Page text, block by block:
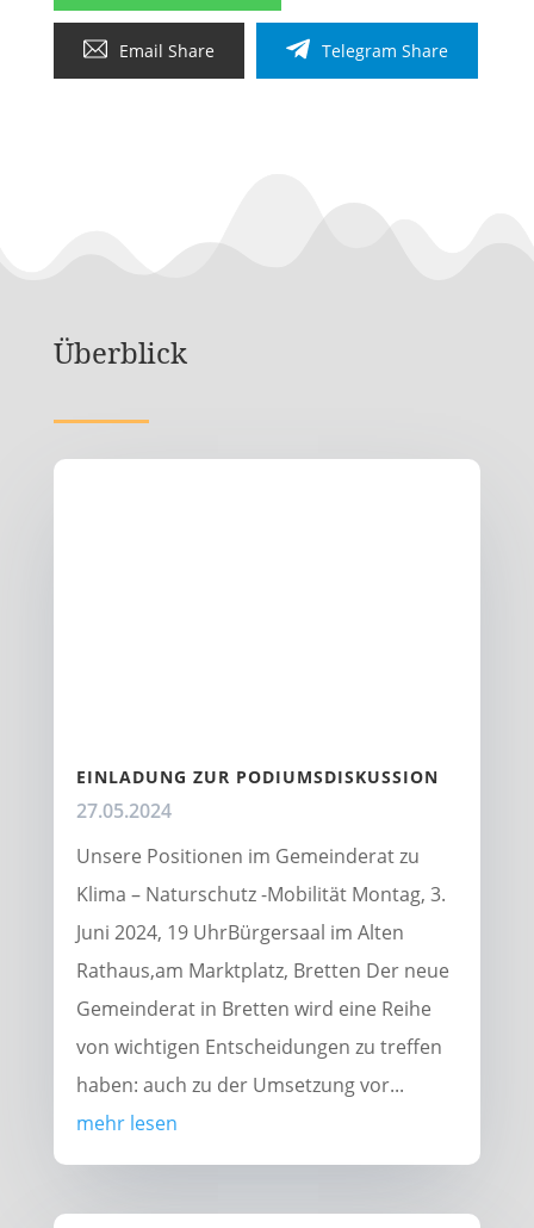
Email Share Telegram Share
Überblick
EINLADUNG ZUR PODIUMSDISKUSSION
27.05.2024
Unsere Positionen im Gemeinderat zu
Klima – Naturschutz -Mobilität Montag, 3.
Juni 2024, 19 UhrBürgersaal im Alten
Rathaus,am Marktplatz, Bretten Der neue
Gemeinderat in Bretten wird eine Reihe
von wichtigen Entscheidungen zu treffen
haben: auch zu der Umsetzung vor...
mehr lesen